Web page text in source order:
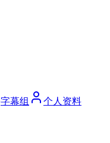
字幕组 个人资料